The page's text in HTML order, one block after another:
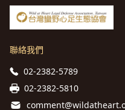
聯絡我們
02-2382-5789
02-2382-5810